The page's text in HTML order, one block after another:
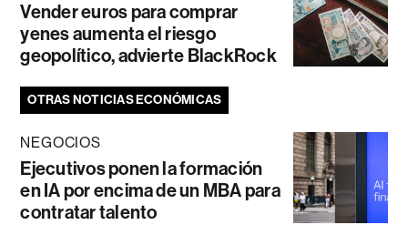
Vender euros para comprar
yenes aumenta el riesgo
geopolítico, advierte BlackRock
OTRAS NOTICIAS ECONÓMICAS
NEGOCIOS
Ejecutivos ponen la formación
en IA por encima de un MBA para
contratar talento